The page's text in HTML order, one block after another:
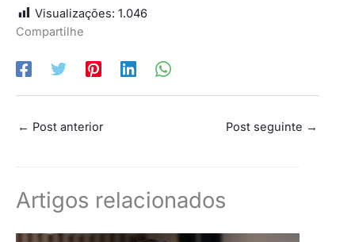
Visualizações: 1.046
Compartilhe
← Post anterior Post seguinte →
Artigos relacionados